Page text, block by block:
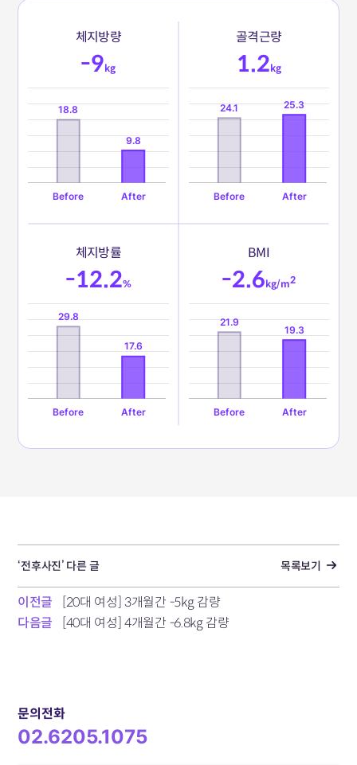
체지방량
-9kg
골격근량
1.2kg
체지방률
-12.2%
BMI
-2.6kg/m2
‘전후사진’ 다른 글 목록보기
이전글
[20대 여성] 3개월간 -5kg 감량
다음글
[40대 여성] 4개월간 -6.8kg 감량
문의전화
02.6205.1075